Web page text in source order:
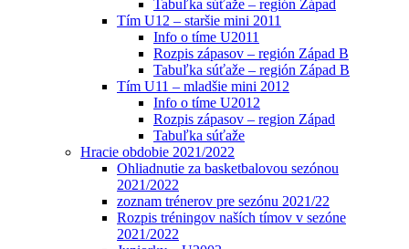
Tabuľka súťaže – región Západ
Tím U12 – staršie mini 2011
Info o tíme U2011
Rozpis zápasov – región Západ B
Tabuľka súťaže – región Západ B
Tím U11 – mladšie mini 2012
Info o tíme U2012
Rozpis zápasov – region Západ
Tabuľka súťaže
Hracie obdobie 2021/2022
Ohliadnutie za basketbalovou sezónou
2021/2022
zoznam trénerov pre sezónu 2021/22
Rozpis tréningov naších tímov v sezóne
2021/2022